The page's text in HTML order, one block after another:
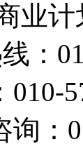
业计
：
010-
：